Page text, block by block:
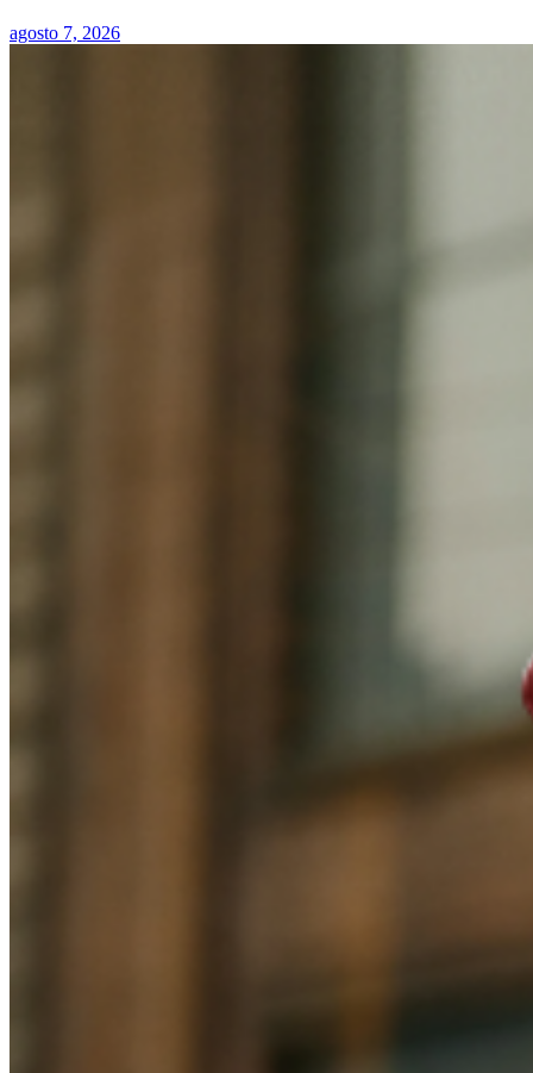
agosto 7, 2026